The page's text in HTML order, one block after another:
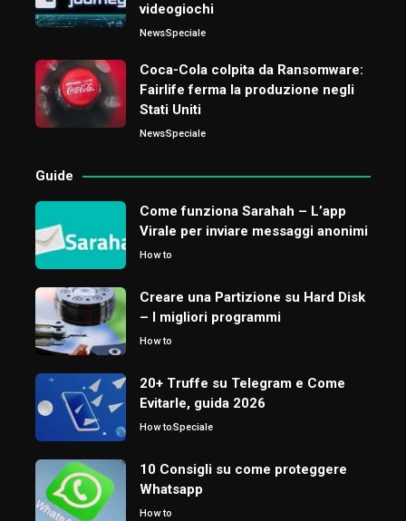
videogiochi
NewsSpeciale
Coca-Cola colpita da Ransomware:
Fairlife ferma la produzione negli
Stati Uniti
NewsSpeciale
Guide
Come funziona Sarahah – L’app
Virale per inviare messaggi anonimi
How to
Creare una Partizione su Hard Disk
– I migliori programmi
How to
20+ Truffe su Telegram e Come
Evitarle, guida 2026
How toSpeciale
10 Consigli su come proteggere
Whatsapp
How to